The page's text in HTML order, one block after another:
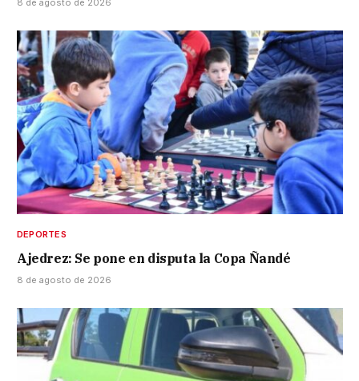
DEPORTES
Ajedrez: Se pone en disputa la Copa Ñandé
8 de agosto de 2026